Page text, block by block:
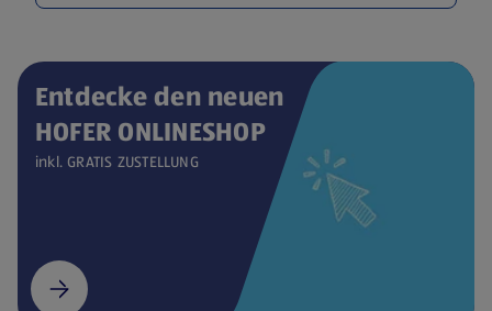
Entdecke den neuen
HOFER ONLINESHOP
inkl. GRATIS ZUSTELLUNG